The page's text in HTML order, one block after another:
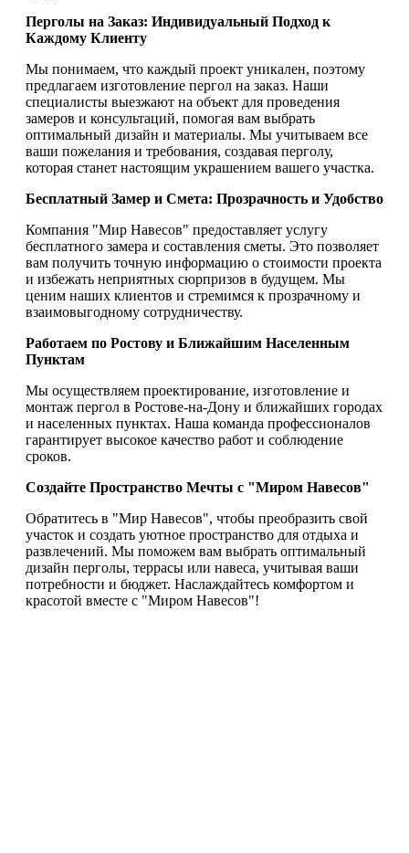
Перголы на Заказ: Индивидуальный Подход к
Каждому Клиенту
Мы понимаем, что каждый проект уникален, поэтому
предлагаем изготовление пергол на заказ. Наши
специалисты выезжают на объект для проведения
замеров и консультаций, помогая вам выбрать
оптимальный дизайн и материалы. Мы учитываем все
ваши пожелания и требования, создавая перголу,
которая станет настоящим украшением вашего участка.
Бесплатный Замер и Смета: Прозрачность и Удобство
Компания "Мир Навесов" предоставляет услугу
бесплатного замера и составления сметы. Это позволяет
вам получить точную информацию о стоимости проекта
и избежать неприятных сюрпризов в будущем. Мы
ценим наших клиентов и стремимся к прозрачному и
взаимовыгодному сотрудничеству.
Работаем по Ростову и Ближайшим Населенным
Пунктам
Мы осуществляем проектирование, изготовление и
монтаж пергол в Ростове-на-Дону и ближайших городах
и населенных пунктах. Наша команда профессионалов
гарантирует высокое качество работ и соблюдение
сроков.
Создайте Пространство Мечты с "Миром Навесов"
Обратитесь в "Мир Навесов", чтобы преобразить свой
участок и создать уютное пространство для отдыха и
развлечений. Мы поможем вам выбрать оптимальный
дизайн перголы, террасы или навеса, учитывая ваши
потребности и бюджет. Наслаждайтесь комфортом и
красотой вместе с "Миром Навесов"!